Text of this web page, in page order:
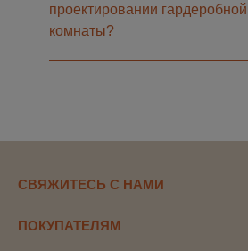
проектировании гардеробной
комнаты?
СВЯЖИТЕСЬ С НАМИ
ПОКУПАТЕЛЯМ